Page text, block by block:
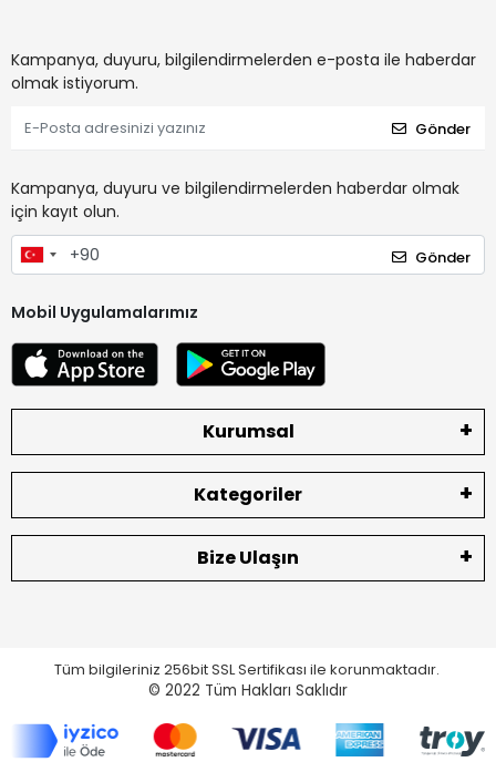
Kampanya, duyuru, bilgilendirmelerden e-posta ile haberdar
olmak istiyorum.
Gönder
Kampanya, duyuru ve bilgilendirmelerden haberdar olmak
için kayıt olun.
Gönder
Mobil Uygulamalarımız
Kurumsal
Kategoriler
Bize Ulaşın
Tüm bilgileriniz 256bit SSL Sertifikası ile korunmaktadır.
© 2022 Tüm Hakları Saklıdır